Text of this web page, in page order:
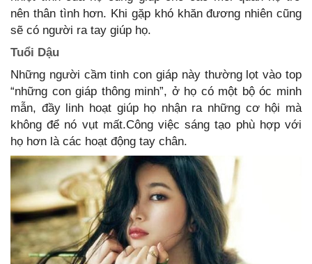
nên thân tình hơn. Khi gặp khó khăn đương nhiên cũng
sẽ có người ra tay giúp họ.
Tuổi Dậu
Những người cầm tinh con giáp này thường lọt vào top
“những con giáp thông minh”, ở họ có một bộ óc minh
mẫn, đầy linh hoạt giúp họ nhận ra những cơ hội mà
không để nó vụt mất.Công việc sáng tạo phù hợp với
họ hơn là các hoạt động tay chân.